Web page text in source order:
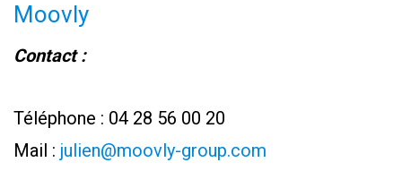
Moovly
Contact :
Téléphone : 04 28 56 00 20
Mail : julien@moovly-group.com